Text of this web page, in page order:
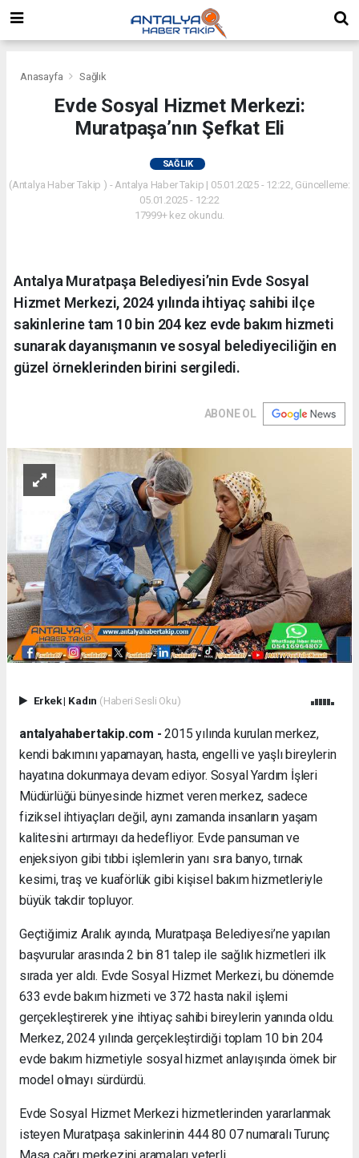
Anasayfa Sağlık
Evde Sosyal Hizmet Merkezi:
Muratpaşa’nın Şefkat Eli
SAĞLIK
(Antalya Haber Takip ) - Antalya Haber Takip | 05.01.2025 - 12:22, Güncelleme:
05.01.2025 - 12:22
17999+ kez okundu.
Antalya Muratpaşa Belediyesi’nin Evde Sosyal
Hizmet Merkezi, 2024 yılında ihtiyaç sahibi ilçe
sakinlerine tam 10 bin 204 kez evde bakım hizmeti
sunarak dayanışmanın ve sosyal belediyeciliğin en
güzel örneklerinden birini sergiledi.
ABONE OL
Erkek| Kadın (Haberi Sesli Oku)
antalyahabertakip.com - 2015 yılında kurulan merkez,
kendi bakımını yapamayan, hasta, engelli ve yaşlı bireylerin
hayatına dokunmaya devam ediyor. Sosyal Yardım İşleri
Müdürlüğü bünyesinde hizmet veren merkez, sadece
fiziksel ihtiyaçları değil, aynı zamanda insanların yaşam
kalitesini artırmayı da hedefliyor. Evde pansuman ve
enjeksiyon gibi tıbbi işlemlerin yanı sıra banyo, tırnak
kesimi, traş ve kuaförlük gibi kişisel bakım hizmetleriyle
büyük takdir topluyor.
Geçtiğimiz Aralık ayında, Muratpaşa Belediyesi’ne yapılan
başvurular arasında 2 bin 81 talep ile sağlık hizmetleri ilk
sırada yer aldı. Evde Sosyal Hizmet Merkezi, bu dönemde
633 evde bakım hizmeti ve 372 hasta nakil işlemi
gerçekleştirerek yine ihtiyaç sahibi bireylerin yanında oldu.
Merkez, 2024 yılında gerçekleştirdiği toplam 10 bin 204
evde bakım hizmetiyle sosyal hizmet anlayışında örnek bir
model olmayı sürdürdü.
Evde Sosyal Hizmet Merkezi hizmetlerinden yararlanmak
isteyen Muratpaşa sakinlerinin 444 80 07 numaralı Turunç